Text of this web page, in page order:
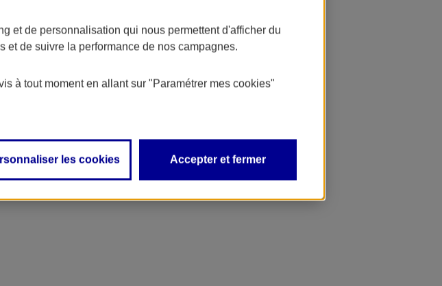
et de personnalisation qui nous permettent d'afficher du
de suivre la performance de nos campagnes.
à tout moment en allant sur "Paramétrer mes cookies"
les cookies Accepter et fermer